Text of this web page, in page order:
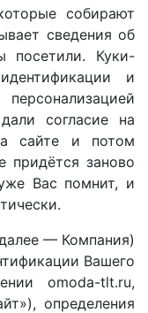
собирают
сведения об
посетили. Куки-
и
согласие на
сайте и потом
придётся заново
Вас помнит, и
— Компания)
Вашего
omoda-tlt.ru,
определения